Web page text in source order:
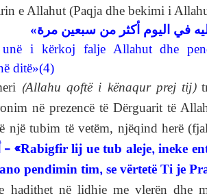
e Allahut (Paqja dhe bekimi i
في اليوم أكثر من سبعين مرة»
unë i kërkoj falje Allahut dhe
ditë»(4)
(Allahu qoftë i kënaqur prej tij)
në prezencë të Dërguarit të
një tubim të vetëm, njëqind herë
- «Rabigfir lij ue tub aleje, ineke
pendimin tim, se vërtetë Ti je
hadithet në lidhje me vlerën dhe